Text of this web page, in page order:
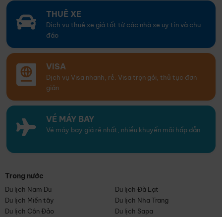
THUÊ XE
Dịch vụ thuê xe giá tốt từ các nhà xe uy tín và chu
đáo
VISA
Dịch vụ Visa nhanh, rẻ. Visa trọn gói, thủ tục đơn
giản
VÉ MÁY BAY
Vé máy bay giá rẻ nhất, nhiều khuyến mãi hấp dẫn
Trong nước
Du lịch Nam Du
Du lịch Đà Lạt
Du lịch Miền tây
Du lịch Nha Trang
Du lịch Côn Đảo
Du lịch Sapa